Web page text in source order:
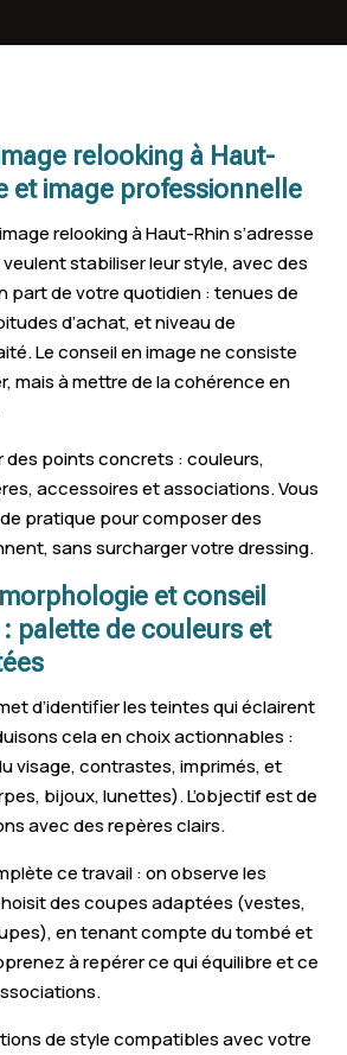
Mines
Munster
Ribeauvillé
Kaysersberg
Rouffach
Bollwiller
Bartenheim
Turckheim
Richwiller
Sainte-Croix-en-
Plaine
Hésingue
Biesheim
Ruelisheim
Rosenau
Fessenheim
Saint-Amarin
Andolsheim
Hirsingue
Bergheim Réguisheim
Bitschwiller-lès-
Thann
Reiningue
relooking à Haut-
et image professionnelle
relooking à Haut-Rhin s’adresse
stabiliser leur style, avec des
part de votre quotidien : tenues de
d’achat, et niveau de
Le conseil en image ne consiste
mais à mettre de la cohérence en
des points concrets : couleurs,
accessoires et associations. Vous
pratique pour composer des
sans surcharger votre dressing.
et conseil
palette de couleurs et
d’identifier les teintes qui éclairent
cela en choix actionnables :
visage, contrastes, imprimés, et
bijoux, lunettes). L’objectif est de
avec des repères clairs.
ce travail : on observe les
des coupes adaptées (vestes,
en tenant compte du tombé et
à repérer ce qui équilibre et ce
de style compatibles avec votre